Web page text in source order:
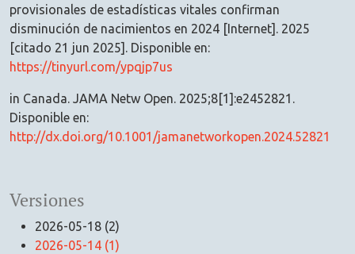
Versiones
2026-05-18 (2)
2026-05-14 (1)
provisionales de estadísticas vitales confirman
disminución de nacimientos en 2024 [Internet]. 2025
[citado 21 jun 2025]. Disponible en:
https://tinyurl.com/ypqjp7us
in Canada. JAMA Netw Open. 2025;8[1]:e2452821.
Disponible en:
http://dx.doi.org/10.1001/jamanetworkopen.2024.52821